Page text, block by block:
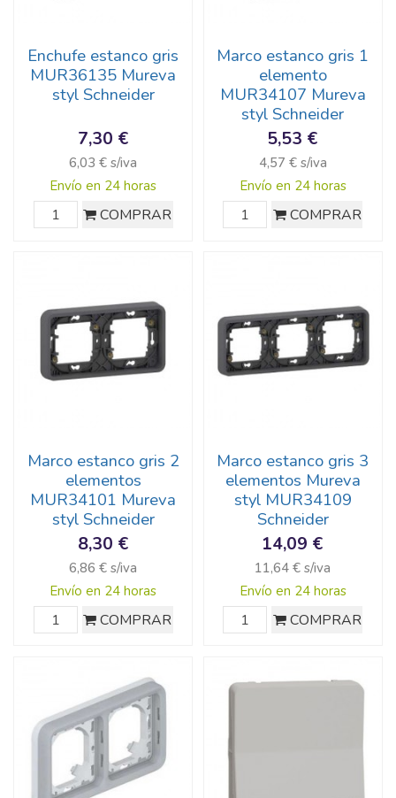
Enchufe estanco gris
MUR36135 Mureva
styl Schneider
7,30 €
6,03 € s/iva
Envío en 24 horas
COMPRAR
Marco estanco gris 1
elemento
MUR34107 Mureva
styl Schneider
5,53 €
4,57 € s/iva
Envío en 24 horas
COMPRAR
Marco estanco gris 2
elementos
MUR34101 Mureva
styl Schneider
8,30 €
6,86 € s/iva
Envío en 24 horas
COMPRAR
Marco estanco gris 3
elementos Mureva
styl MUR34109
Schneider
14,09 €
11,64 € s/iva
Envío en 24 horas
COMPRAR